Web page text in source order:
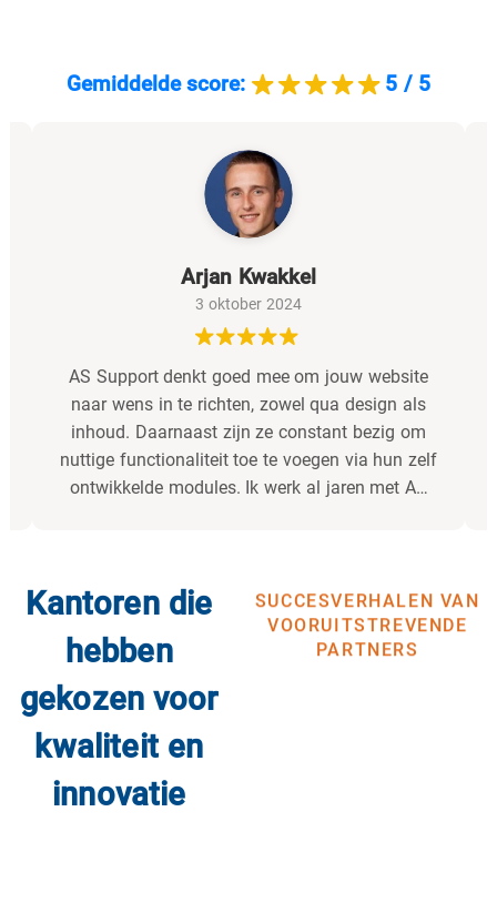
Gemiddelde score: 5 / 5
Arjan Kwakkel
3 oktober 2024
AS Support denkt goed mee om jouw website
naar wens in te richten, zowel qua design als
inhoud. Daarnaast zijn ze constant bezig om
nuttige functionaliteit toe te voegen via hun zelf
ontwikkelde modules. Ik werk al jaren met AS
Kantoren die
hebben
gekozen voor
kwaliteit en
innovatie
SUCCESVERHALEN VAN
VOORUITSTREVENDE
PARTNERS